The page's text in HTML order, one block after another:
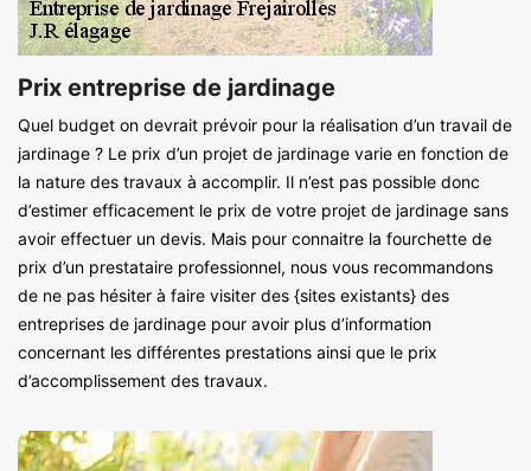
Prix entreprise de jardinage
Quel budget on devrait prévoir pour la réalisation d’un travail de
jardinage ? Le prix d’un projet de jardinage varie en fonction de
la nature des travaux à accomplir. Il n’est pas possible donc
d’estimer efficacement le prix de votre projet de jardinage sans
avoir effectuer un devis. Mais pour connaitre la fourchette de
prix d’un prestataire professionnel, nous vous recommandons
de ne pas hésiter à faire visiter des {sites existants} des
entreprises de jardinage pour avoir plus d’information
concernant les différentes prestations ainsi que le prix
d’accomplissement des travaux.